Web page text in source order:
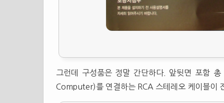
그런데 구성품은 정말 간단하다. 앞뒷면 포함
Computer)를 연결하는 RCA 스테레오 케이블이